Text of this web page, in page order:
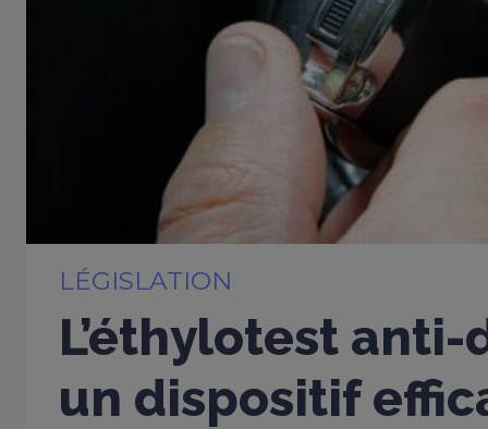
LÉGISLATION
L’éthylotest
un dispositif